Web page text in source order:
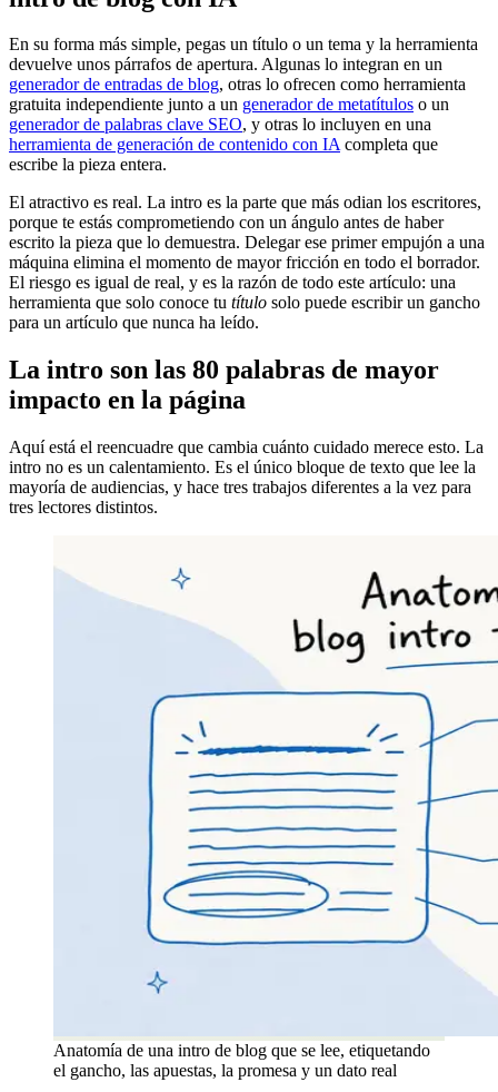
En su forma más simple, pegas un título o un tema y la herramienta
devuelve unos párrafos de apertura. Algunas lo integran en un
generador de entradas de blog, otras lo ofrecen como herramienta
gratuita independiente junto a un generador de metatítulos o un
generador de palabras clave SEO, y otras lo incluyen en una
herramienta de generación de contenido con IAcompleta que
escribe la pieza entera.
El atractivo es real. La intro es la parte que más odian los escritores,
porque te estás comprometiendo con un ángulo antes de haber
escrito la pieza que lo demuestra. Delegar ese primer empujón a una
máquina elimina el momento de mayor fricción en todo el borrador.
El riesgo es igual de real, y es la razón de todo este artículo: una
herramienta que solo conoce tu título solo puede escribir un gancho
para un artículo que nunca ha leído.
La intro son las 80 palabras de mayor
impacto en la página
Aquí está el reencuadre que cambia cuánto cuidado merece esto. La
intro no es un calentamiento. Es el único bloque de texto que lee la
mayoría de audiencias, y hace tres trabajos diferentes a la vez para
tres lectores distintos.
Anatomía de una intro de blog que se lee, etiquetando
el gancho, las apuestas, la promesa y un dato real